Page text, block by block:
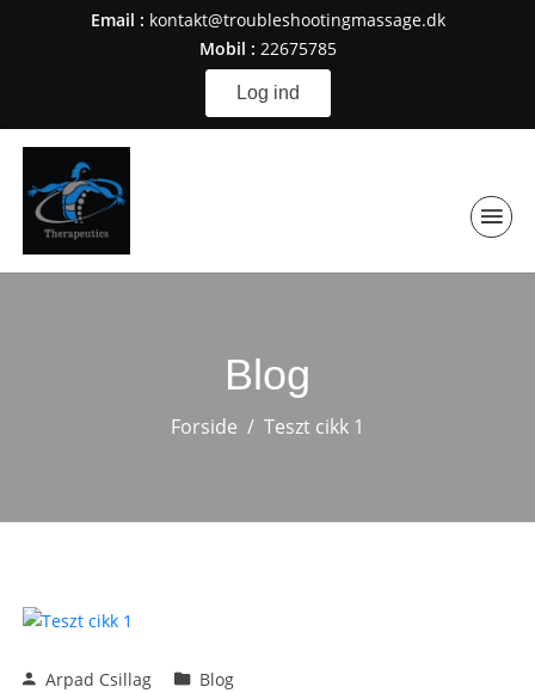
Email : kontakt@troubleshootingmassage.dk
Mobil : 22675785
Log ind
Blog
Forside Teszt cikk 1
Arpad Csillag Blog